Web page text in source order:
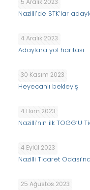
Nazilli’de STK’lar
4 Aralık 2023
Adaylara yol haritası
30 Kasım 2023
Heyecanlı bekleyiş
4 Ekim 2023
Nazilli’nin ilk TOGG’U
4 Eylül 2023
Nazilli Ticaret
25 Ağustos 2023